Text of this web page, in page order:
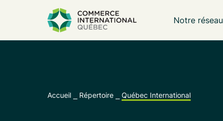
Notre réseau
Accueil Répertoire ⎯Québec International